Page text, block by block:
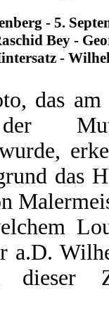
- 5.
Bey -
-
das am
der
das
a.D.
dieser